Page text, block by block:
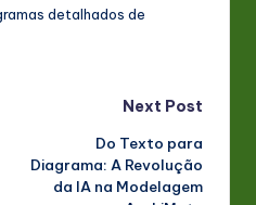
detalhados de
Next Post
Do Texto para
Diagrama: A Revolução
da IA na Modelagem